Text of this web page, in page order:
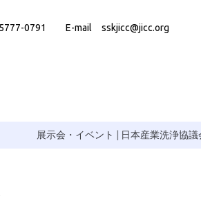
5777-0791 E-mail sskjicc@jicc.org
展示会・イベント 日本産業洗浄協議